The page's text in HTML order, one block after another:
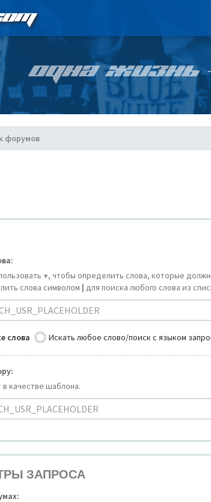
ОДНА ЖИЗНЬ
форумов
+, чтобы определить слова, которые
слова символом | для поиска любого слова из
слова Искать любое слово/поиск с языком
качестве шаблона.
ЗАПРОСА